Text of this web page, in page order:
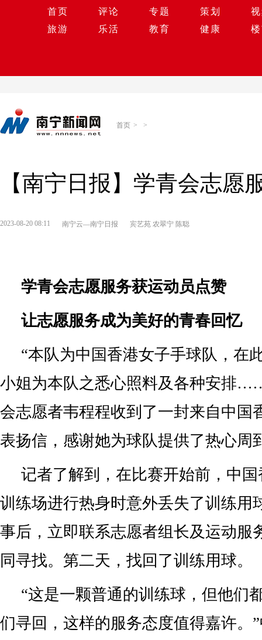
首页 评论 专题 策划
旅游
乐活 教育 健康
首页 > >
【南宁日报】学青会志愿
2023-08-20 08:11 南宁云—南宁日报 宾艺苑 农翠宁 陈聪
学青会志愿服务获运动员点赞
让志愿服务成为美好的青春回
“本队为中国香港女子手球队，在
小姐为本队之悉心照料及各种安排
会志愿者韦程程收到了一封来自中国
表扬信，感谢她为球队提供了热心周
记者了解到，在比赛开始前，中
训练场进行热身时意外丢失了训练用
事后，立即联系志愿者组长及运动服
同寻找。第二天，找回了训练用球。
“这是一颗普通的训练球，但他们
们寻回，这样的服务态度值得嘉许。